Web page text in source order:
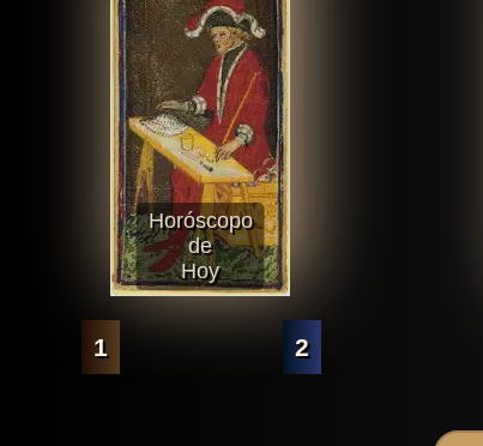
Horóscopo
de
Hoy
1 2